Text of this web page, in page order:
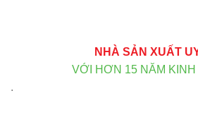
NHÀ SẢN XUẤT
VỚI HƠN 15 NĂM KINH
.